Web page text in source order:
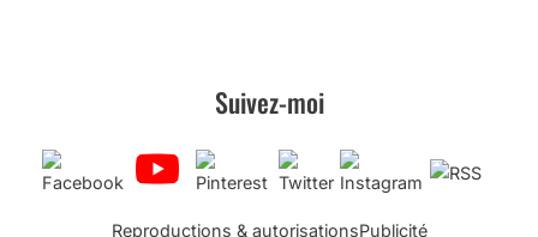
Suivez-moi
Reproductions & autorisationsPublicité